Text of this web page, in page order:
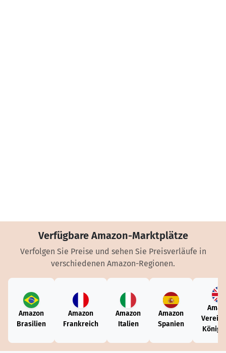
Verfügbare Amazon-Marktplätze
Verfolgen Sie Preise und sehen Sie Preisverläufe in
verschiedenen Amazon-Regionen.
Amazon
Brasilien
Amazon
Frankreich
Amazon
Italien
Amazon
Spanien